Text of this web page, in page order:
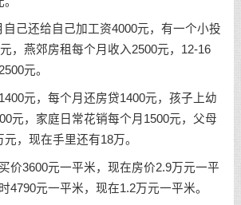
还给自己加工资4000元，有一个小投
，燕郊房租每个月收入2500元，12-16
元。
元，每个月还房贷1400元，孩子上幼
元，家庭日常花销每个月1500元，父母
，现在手里还有18万。
3600元一平米，现在房价2.9万元一平
4790元一平米，现在1.2万元一平米。